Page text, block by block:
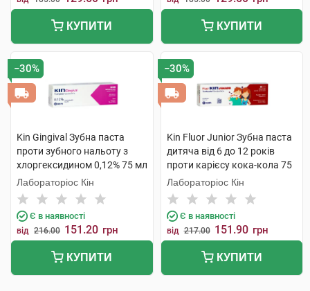
КУПИТИ КУПИТИ
−30%
Kin Gingival Зубна паста
проти зубного нальоту з
хлоргексидином 0,12% 75 мл
1 туба
Лабораторіос Кін
Є в наявності
від 216.00 151.20 грн
КУПИТИ
−30%
Kin Fluor Junior Зубна паста
дитяча від 6 до 12 років
проти карієсу кока-кола 75
мл 1 туба
Лабораторіос Кін
Є в наявності
від 217.00 151.90 грн
КУПИТИ